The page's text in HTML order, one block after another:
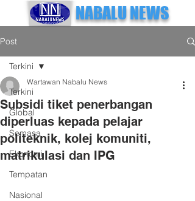
NABALU NEWS
Post
Terkini
Global
Semasa
Ekonomi
Tempatan
Nasional
Terkini
Subsidi tiket penerbangan
diperluas kepada pelajar
politeknik, kolej komuniti,
matrikulasi dan IPG
Wartawan Nabalu News